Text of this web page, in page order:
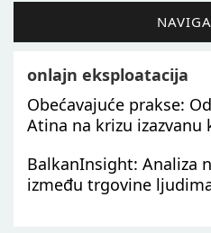
onlajn eksploatacija
Obećavajuće prakse:
Atina na krizu
BalkanInsight: Analiza
između trgovine